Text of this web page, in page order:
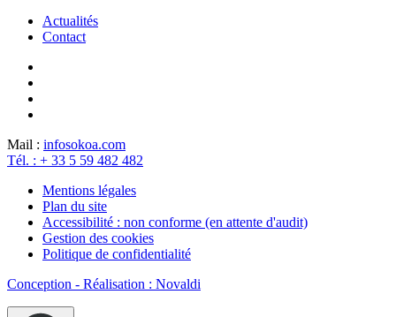
Actualités
Contact
Mail : infosokoa.com
Tél. : + 33 5 59 482 482
Mentions légales
Plan du site
Accessibilité : non conforme (en attente d'audit)
Gestion des cookies
Politique de confidentialité
Conception - Réalisation : Novaldi